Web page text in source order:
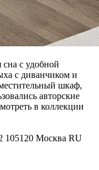
с удобной
с диванчиком и
шкаф,
авторские
в коллекции
105120 Москва RU